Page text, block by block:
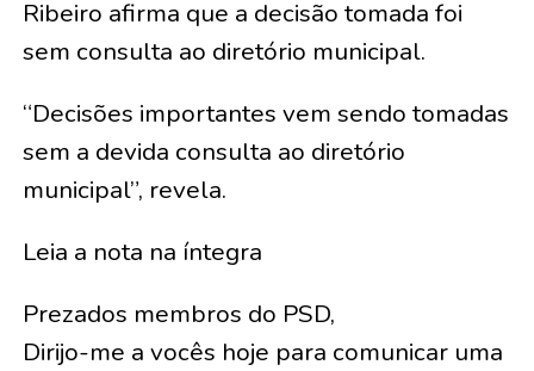
Ribeiro afirma que a decisão tomada foi
sem consulta ao diretório municipal.
“Decisões importantes vem sendo tomadas
sem a devida consulta ao diretório
municipal”, revela.
Leia a nota na íntegra
Prezados membros do PSD,
Dirijo-me a vocês hoje para comunicar uma